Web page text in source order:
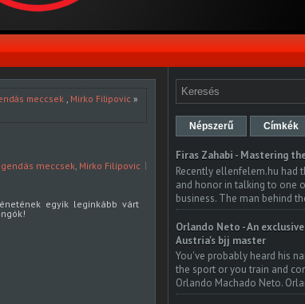
meccsek , Mirko Filipovic »
meccsek, Mirko Filipovic
egyik leginkább várt
Népszerű Címkék
Firas Zahabi - Mastering
Recently ellenfelem.hu had
and honor in talking to one
business. The man behind
Orlando Neto - An
Austria's bjj master
You've probably heard his
the sport or you train and
Orlando Machado Neto.